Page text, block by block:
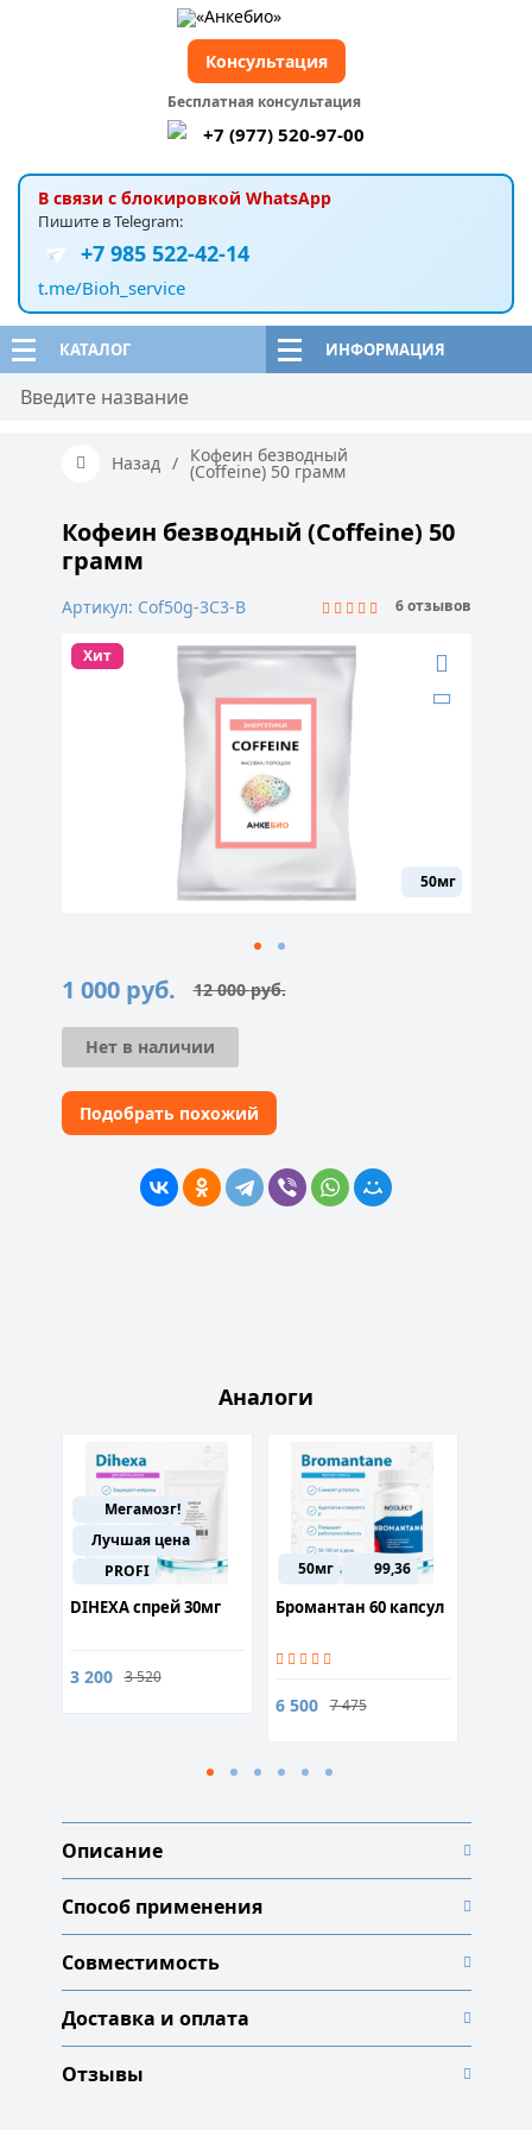
КАТАЛОГ ИНФОРМАЦИЯ
В связи с блокировкой WhatsApp
Пишите в Telegram:
+7 985 522-42-14
t.me/Bioh_service
Бесплатная консультация
+7 (977) 520-97-00
Консультация
Назад / Кофеин безводный
(Сoffeine) 50 грамм
Кофеин безводный (Сoffeine) 50
грамм
Артикул: Cof50g-3C3-B 6 отзывов
50мг
Хит
12 000руб.
Первоначальная
составляла
000 руб..
1 000 руб.
Текущая
1
000 руб..
Нет в наличии
Подобрать похожий
Аналоги
Мегамозг!
Лучшая цена
PROFI
DIHEXA спрей 30мг
3 200 3 520
50мг 99,36
Бромантан 60 капсул
6 500 7 475
Описание
Способ применения
Совместимость
Доставка и оплата
Отзывы